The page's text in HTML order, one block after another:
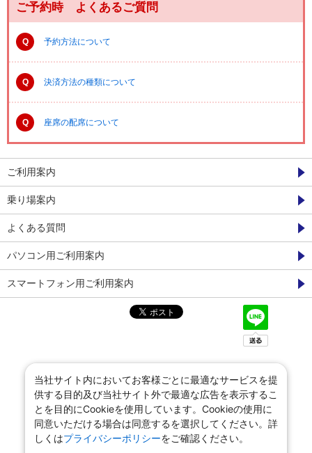
ご予約時 よくあるご質問
Q 予約方法について
Q 決済方法の種類について
Q 座席の配席について
ご利用案内
乗り場案内
よくある質問
パソコン用ご利用案内
スマートフォン用ご利用案内
当社サイト内においてお客様ごとに最適なサービスを提
供する目的及び当社サイト外で最適な広告を表示するこ
とを目的にCookieを使用しています。Cookieの使用に
同意いただける場合は同意するを選択してください。詳
しくはプライバシーポリシーをご確認ください。